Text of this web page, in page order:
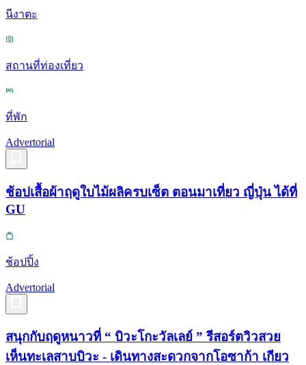
นีงาตะ
สถานที่ท่องเที่ยว
ที่พัก
Advertorial
ช้อปเสื้อผ้าฤดูใบไม้ผลิครบเซ็ต ตอนมาเที่ยว ญี่ปุ่น ได้ที่
GU
ช้อปปิ้ง
Advertorial
สนุกกับฤดูหนาวที่ “ บิวะโกะวัลเลย์ ” รีสอร์ตวิวสวย
เห็นทะเลสาบบิวะ - เดินทางสะดวกจากโอซาก้า เกียว